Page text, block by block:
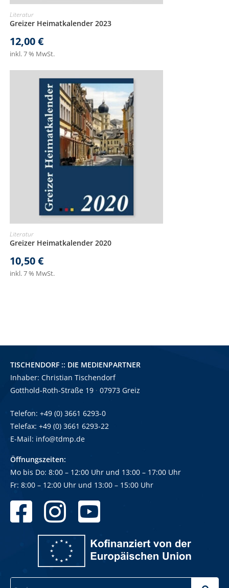
Literatur
Greizer Heimatkalender 2023
12,00€
inkl. 7 % MwSt.
Literatur
Greizer Heimatkalender 2020
10,50€
inkl. 7 % MwSt.
TISCHENDORF :: DIE MEDIENPARTNER
Inhaber: Christian Tischendorf
Gotthold-Roth-Straße 19 · 07973 Greiz
Telefon: +49 (0) 3661 6293-0
Telefax: +49 (0) 3661 6293-22
E-Mail: info@tdmp.de
Öffnungszeiten:
Mo bis Do: 8:00 – 12:00 Uhr und 13:00 – 17:00 Uhr
Fr: 8:00 – 12:00 Uhr und 13:00 – 15:00 Uhr